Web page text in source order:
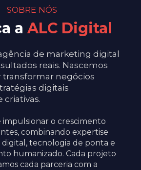
SOBRE NÓS
a ALC Digital
de marketing digital
reais. Nascemos
transformar negócios
digitais
criativas.
impulsionar o crescimento
combinando expertise
tecnologia de ponta e
humanizado. Cada projeto
cada parceria com a